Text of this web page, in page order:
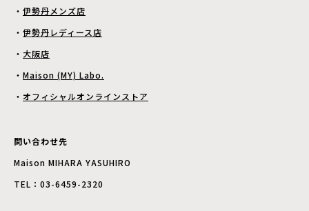
・ 伊勢丹メンズ店
・ 伊勢丹レディース店
・ 大阪店
・ Maison (MY) Labo.
・ オフィシャルオンラインストア
問い合わせ先
Maison MIHARA YASUHIRO
TEL：03-6459-2320